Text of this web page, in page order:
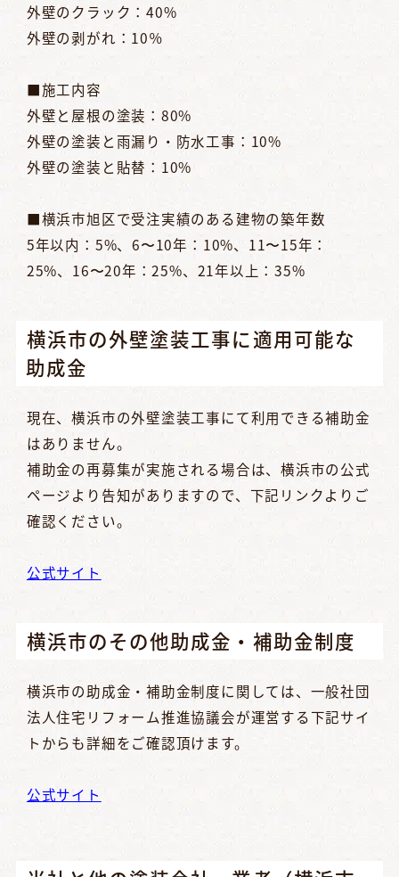
外壁のクラック：40%
外壁の剥がれ：10％
■施工内容
外壁と屋根の塗装：80%
外壁の塗装と雨漏り・防水工事：10%
外壁の塗装と貼替：10%
■横浜市旭区で受注実績のある建物の築年数
5年以内：5%、6〜10年：10%、11〜15年：
25%、16〜20年：25%、21年以上：35%
横浜市の外壁塗装工事に適用可能な
助成金
現在、横浜市の外壁塗装工事にて利用できる補助金
はありません。
補助金の再募集が実施される場合は、横浜市の公式
ページより告知がありますので、下記リンクよりご
確認ください。
公式サイト
横浜市のその他助成金・補助金制度
横浜市の助成金・補助金制度に関しては、一般社団
法人住宅リフォーム推進協議会が運営する下記サイ
トからも詳細をご確認頂けます。
公式サイト